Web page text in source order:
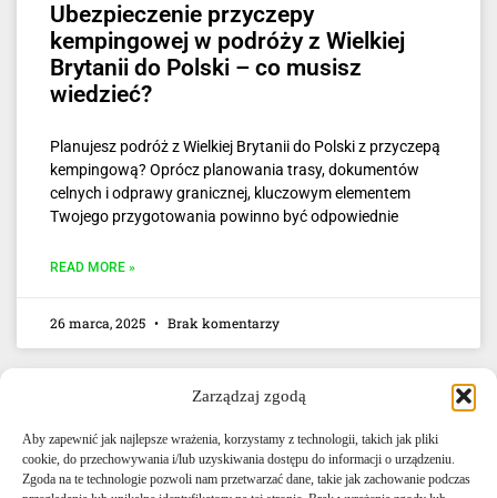
Zarządzaj zgodą
Aby zapewnić jak najlepsze wrażenia, korzystamy z technologii, takich jak pliki
cookie, do przechowywania i/lub uzyskiwania dostępu do informacji o urządzeniu.
Zgoda na te technologie pozwoli nam przetwarzać dane, takie jak zachowanie podczas
Ubezpieczenie przyczepy
kempingowej w podróży z Wielkiej
Brytanii do Polski – co musisz
wiedzieć?
Planujesz podróż z Wielkiej Brytanii do Polski z przyczepą
kempingową? Oprócz planowania trasy, dokumentów
celnych i odprawy granicznej, kluczowym elementem
Twojego przygotowania powinno być odpowiednie
READ MORE »
26 marca, 2025 Brak komentarzy